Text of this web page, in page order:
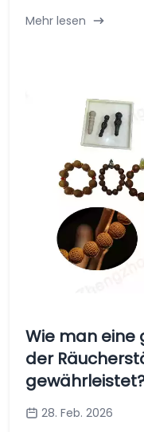
Mehr lesen
Wie man eine
der
28. Feb. 2026